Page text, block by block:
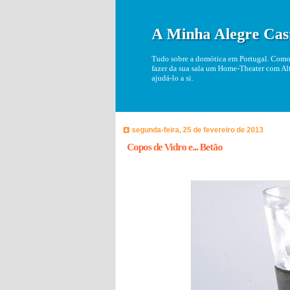
A Minha Alegre
Tudo sobre a domótica em Portugal.
fazer da sua sala um Home-Theater com
ajudá-lo a si.
segunda-feira, 25 de fevereiro de 2013
Copos de Vidro e... Betão